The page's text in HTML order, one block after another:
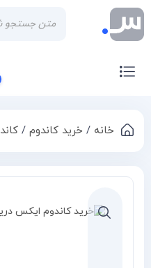
خانه / خرید کاندوم /